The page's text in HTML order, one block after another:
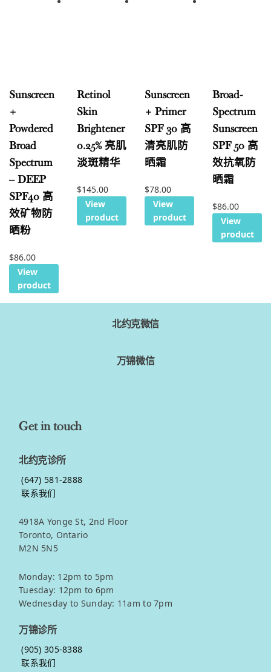
Sunscreen
+
Powdered
Broad
Spectrum
– DEEP
SPF40 高
效矿物防
晒粉
$86.00
View
product
Retinol
Skin
Brightener
0.25% 亮肌
淡斑精华
$145.00
View
product
Sunscreen
+ Primer
SPF 30 高
清亮肌防
晒霜
$78.00
View
product
Broad-
Spectrum
Sunscreen
SPF 50 高
效抗氧防
晒霜
$86.00
View
product
北约克微信
万锦微信
Get in touch
北约克诊所
(647) 581-2888
联系我们
4918A Yonge St, 2nd Floor
Toronto, Ontario
M2N 5N5
Monday: 12pm to 5pm
Tuesday: 12pm to 6pm
Wednesday to Sunday: 11am to 7pm
万锦诊所
(905) 305-8388
联系我们